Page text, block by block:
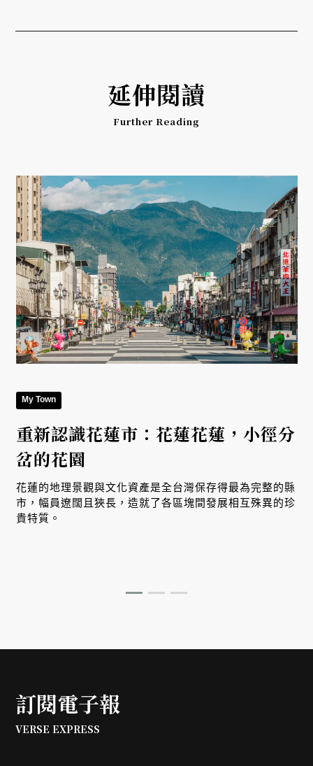
延伸閱讀
Further Reading
My Town
重新認識花蓮市：花蓮花蓮，小徑分
岔的花園
花蓮的地理景觀與文化資產是全台灣保存得最為完整的縣
市，幅員遼闊且狹長，造就了各區塊間發展相互殊異的珍
貴特質。
訂閱電子報
VERSE EXPRESS